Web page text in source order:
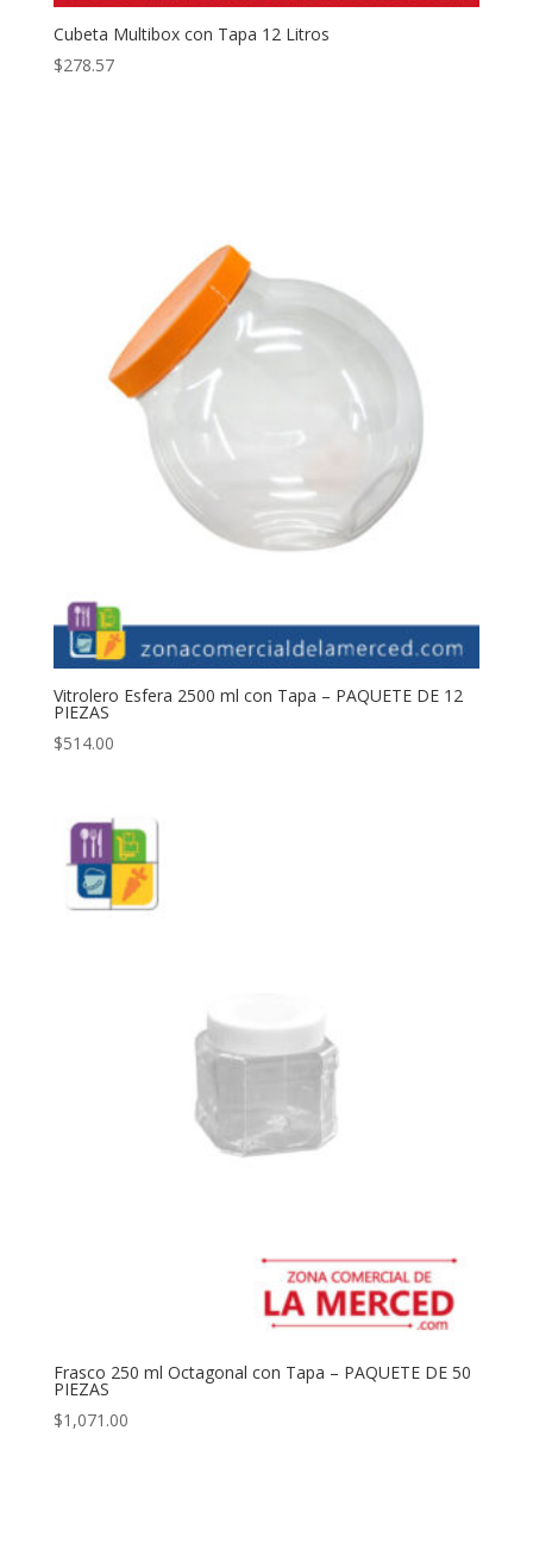
Cubeta Multibox con Tapa 12 Litros
$278.57
Vitrolero Esfera 2500 ml con Tapa – PAQUETE DE 12
PIEZAS
$514.00
Frasco 250 ml Octagonal con Tapa – PAQUETE DE 50
PIEZAS
$1,071.00